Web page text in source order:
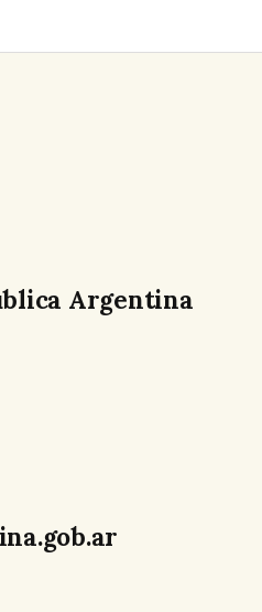
Argentina